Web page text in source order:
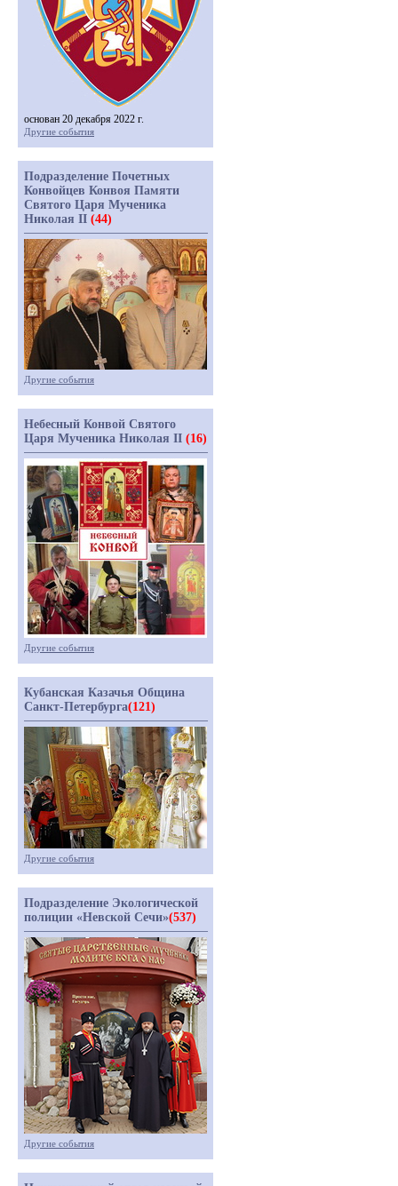
основан 20 декабря 2022 г.
Другие события
Подразделение Почетных
Конвойцев Конвоя Памяти
Святого Царя Мученика
Николая II (44)
Другие события
Небесный Конвой Святого
Царя Мученика Николая II (16)
Другие события
Кубанская Казачья Община
Санкт-Петербурга(121)
Другие события
Подразделение Экологической
полиции «Невской Сечи»(537)
Другие события